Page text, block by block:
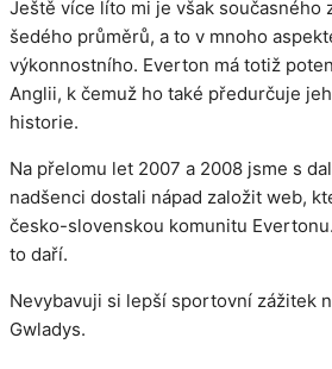
Ještě více líto mi je však současného
šedého průměrů, a to v mnoho
výkonnostního. Everton má totiž
Anglii, k čemuž ho také předurčuje
historie.
Na přelomu let 2007 a 2008 jsme s
nadšenci dostali nápad založit web,
česko-slovenskou komunitu
to daří.
Nevybavuji si lepší sportovní zážitek
Gwladys.